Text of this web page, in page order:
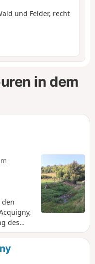
und Felder, recht
in dem
den
des
des
An